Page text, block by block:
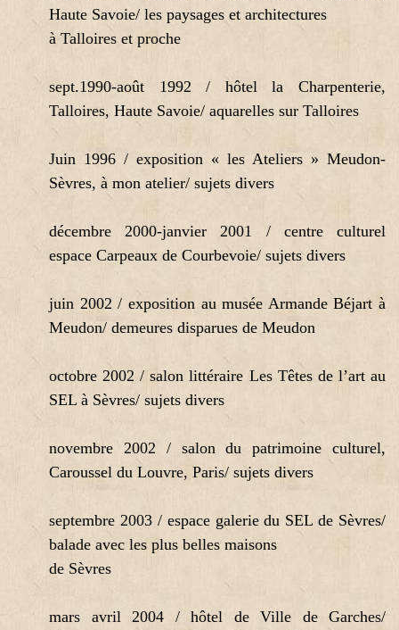
Haute Savoie/ les paysages et architectures
à Talloires et proche
sept.1990-août 1992 / hôtel la Charpenterie,
Talloires, Haute Savoie/ aquarelles sur Talloires
Juin 1996 / exposition « les Ateliers » Meudon-
Sèvres, à mon atelier/ sujets divers
décembre 2000-janvier 2001 / centre culturel
espace Carpeaux de Courbevoie/ sujets divers
juin 2002 / exposition au musée Armande Béjart à
Meudon/ demeures disparues de Meudon
octobre 2002 / salon littéraire Les Têtes de l’art au
SEL à Sèvres/ sujets divers
novembre 2002 / salon du patrimoine culturel,
Caroussel du Louvre, Paris/ sujets divers
septembre 2003 / espace galerie du SEL de Sèvres/
balade avec les plus belles maisons
de Sèvres
mars avril 2004 / hôtel de Ville de Garches/